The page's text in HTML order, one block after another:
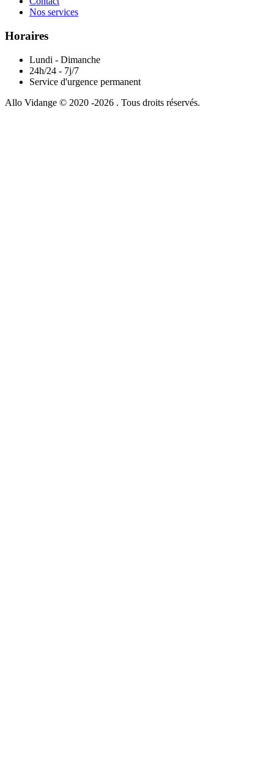
Nos services
Horaires
Lundi - Dimanche
24h/24 - 7j/7
Service d'urgence permanent
Allo Vidange © 2020 -2026 . Tous droits réservés.